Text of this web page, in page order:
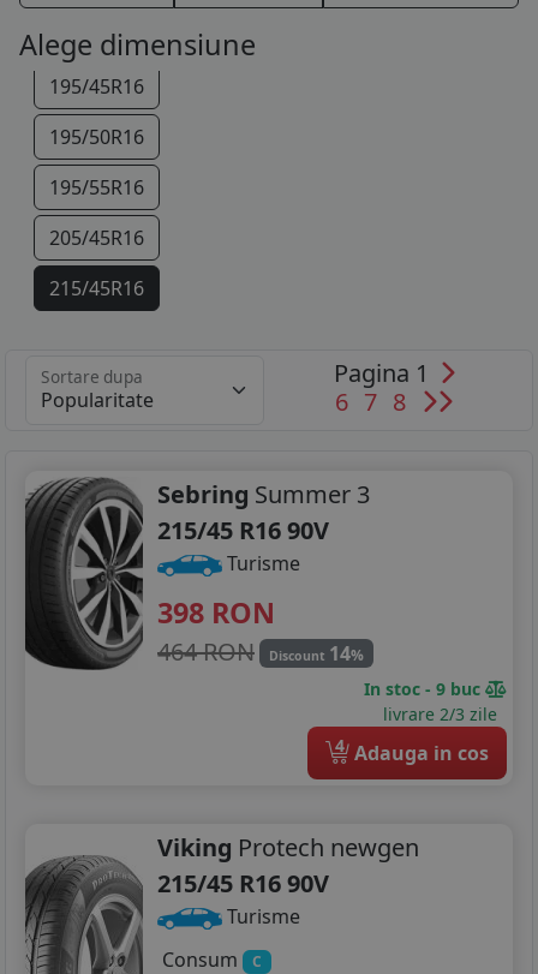
Alege dimensiune
195/55R15
195/45R16
195/50R16
195/55R16
205/45R16
215/45R16
215/40R17
215/40R18
Sortare dupa
Pagina 1
6 7 8
Sebring Summer 3
215/45 R16 90V
Turisme
398 RON
464 RON Discount 14%
In stoc - 9 buc
livrare 2/3 zile
4 Adauga in cos
Viking Protech newgen
215/45 R16 90V
Turisme
Consum
C